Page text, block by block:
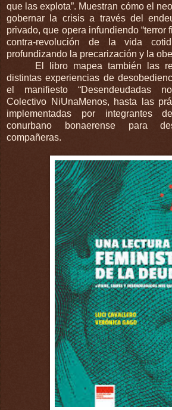
que las explota”. Muestran cómo el
gobernar la crisis a través del
privado, que opera infundiendo “terror
contra-revolución de la vida
profundizando la precarización y la
El libro mapea también las
distintas experiencias de
el manifiesto “Desendeudadas
Colectivo NiUnaMenos, hasta las
implementadas por integrantes
conurbano bonaerense para
compañeras.